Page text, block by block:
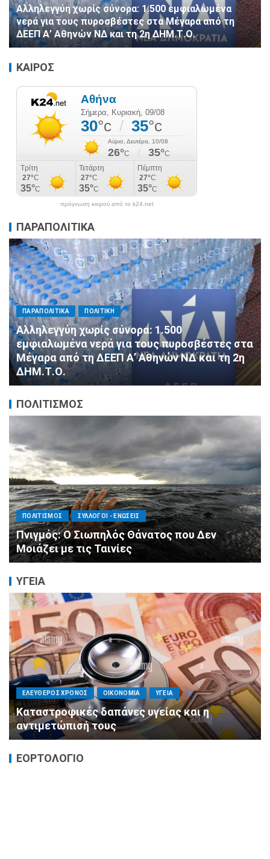
Αλληλεγγύη χωρίς σύνορα: 1.500 εμφιαλωμένα
νερά για τους πυροσβέστες στα Μέγαρα από τη
ΔΕΕΠ Α’ Αθηνών ΝΔ και τη 2η ΔΗΜ.Τ.Ο.
ΚΑΙΡΟΣ
πρόγνωση καιρού από το k24.net
ΠΑΡΑΠΟΛΙΤΙΚΑ
ΠΑΡΑΠΟΛΙΤΙΚΑ ΠΟΛΙΤΙΚΗ
Αλληλεγγύη χωρίς σύνορα: 1.500
εμφιαλωμένα νερά για τους πυροσβέστες στα
Μέγαρα από τη ΔΕΕΠ Α’ Αθηνών ΝΔ και τη 2η
ΔΗΜ.Τ.Ο.
ΠΟΛΙΤΙΣΜΟΣ
ΠΟΛΙΤΙΣΜΟΣ ΣΥΛΛΟΓΟΙ - ΕΝΩΣΕΙΣ
Πνιγμός: Ο Σιωπηλός Θάνατος που Δεν
Μοιάζει με τις Ταινίες
ΥΓΕΙΑ
ΕΛΕΥΘΕΡΟΣ ΧΡΟΝΟΣ ΟΙΚΟΝΟΜΙΑ ΥΓΕΙΑ
Καταστροφικές δαπάνες υγείας και η
αντιμετώπισή τους
ΕΟΡΤΟΛΟΓΙΟ